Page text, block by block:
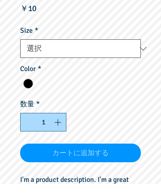
￥10価
Size *
Color *
数量 *
カートに追加する
I'm a product description. I'm a great